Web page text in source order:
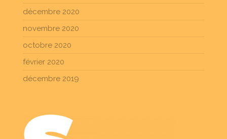
décembre 2020
novembre 2020
octobre 2020
février 2020
décembre 2019